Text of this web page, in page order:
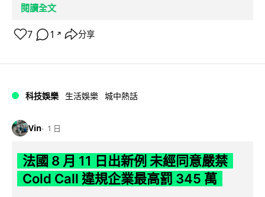
閱讀全文
7 1 ↗ 分享
科技娛樂 生活娛樂 城中熱話
Vin 1 日
法國 8 月 11 日出新例 未經同意嚴禁
Cold Call 違規企業最高罰 345 萬